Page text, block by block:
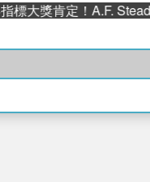
標大獎肯定！A.F.